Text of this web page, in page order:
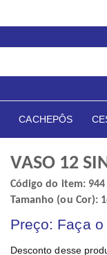
CACHEPÔS
VASO 12
Código do item: 944
Tamanho (ou Cor):
Preço: Faça
Desconto desse